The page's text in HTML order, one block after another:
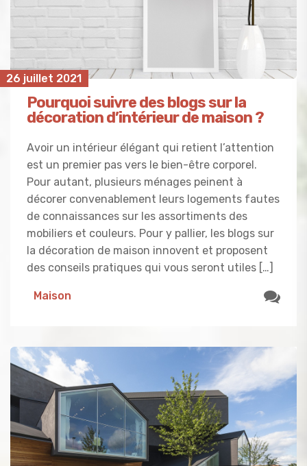
26 juillet 2021
Pourquoi suivre des blogs sur la
décoration d’intérieur de maison ?
Avoir un intérieur élégant qui retient l’attention
est un premier pas vers le bien-être corporel.
Pour autant, plusieurs ménages peinent à
décorer convenablement leurs logements fautes
de connaissances sur les assortiments des
mobiliers et couleurs. Pour y pallier, les blogs sur
la décoration de maison innovent et proposent
des conseils pratiques qui vous seront utiles […]
Maison